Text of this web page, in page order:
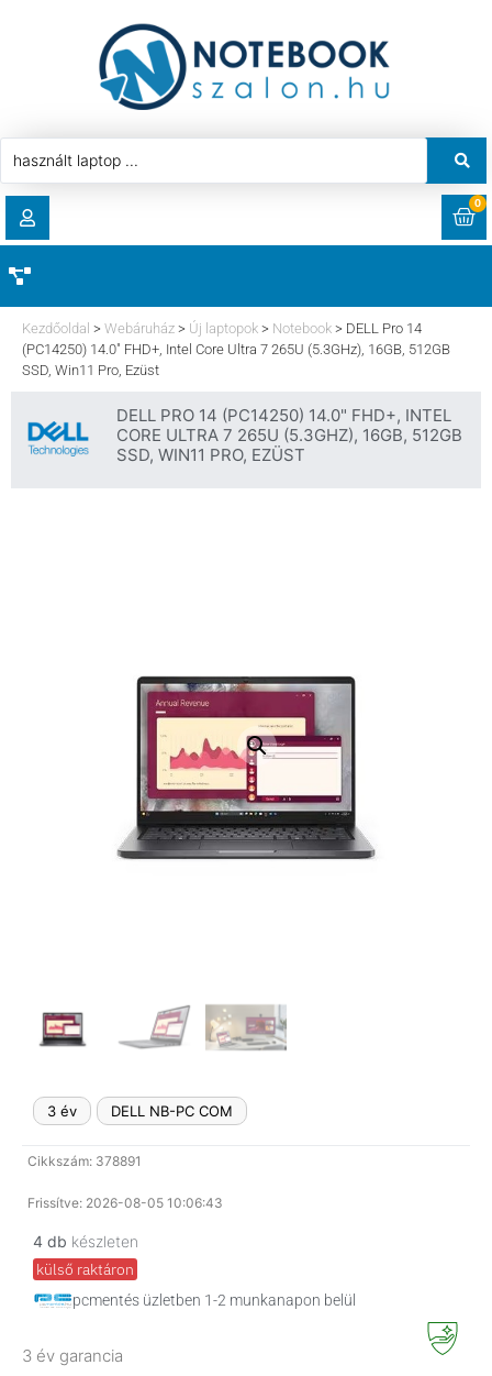
LETÖLTÉSEK
0
HASZNÁLT LAPTOP
AKCIÓ
LAPTOP ALKATRÉSZ
KOMPONENS
Kezdőoldal > Webáruház > Új laptopok > Notebook > DELL Pro 14
(PC14250) 14.0″ FHD+, Intel Core Ultra 7 265U (5.3GHz), 16GB, 512GB
SSD, Win11 Pro, Ezüst
DELL PRO 14 (PC14250) 14.0" FHD+, INTEL
CORE ULTRA 7 265U (5.3GHZ), 16GB, 512GB
SSD, WIN11 PRO, EZÜST
3 év DELL NB-PC COM
Cikkszám: 378891
Frissítve: 2026-08-05 10:06:43
4 db készleten
külső raktáron
pcmentés üzletben 1-2 munkanapon belül
3 év garancia